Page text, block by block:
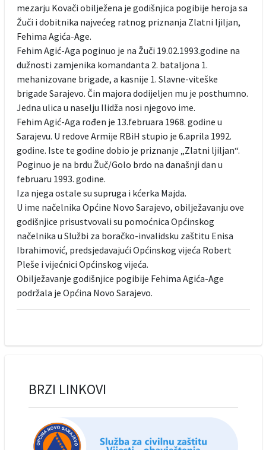
mezarju Kovači obilježena je godišnjica pogibije heroja sa
Žuči i dobitnika najvećeg ratnog priznanja Zlatni ljiljan,
Fehima Agića-Age.
Fehim Agić-Aga poginuo je na Žuči 19.02.1993.godine na
dužnosti zamjenika komandanta 2. bataljona 1.
mehanizovane brigade, a kasnije 1. Slavne-viteške
brigade Sarajevo. Čin majora dodijeljen mu je posthumno.
Jedna ulica u naselju Ilidža nosi njegovo ime.
Fehim Agić-Aga rođen je 13.februara 1968. godine u
Sarajevu. U redove Armije RBiH stupio je 6.aprila 1992.
godine. Iste te godine dobio je priznanje „Zlatni ljiljan“.
Poginuo je na brdu Žuč/Golo brdo na današnji dan u
februaru 1993. godine.
Iza njega ostale su supruga i kćerka Majda.
U ime načelnika Općine Novo Sarajevo, obilježavanju ove
godišnjice prisustvovali su pomoćnica Općinskog
načelnika u Službi za boračko-invalidsku zaštitu Enisa
Ibrahimović, predsjedavajući Općinskog vijeća Robert
Pleše i vijećnici Općinskog vijeća.
Obilježavanje godišnjice pogibije Fehima Agića-Age
podržala je Općina Novo Sarajevo.
BRZI LINKOVI